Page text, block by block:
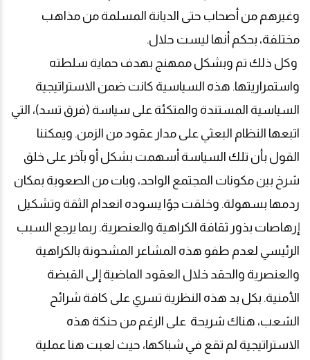
وغيرهم من أصحاب حتى الديانة المسلمة من مذاهب
مختلفة، بحكم أنها ليست حلال.
وكل ذلك تم وبشكل ممهنج بهدف حماية سلطته
واستمراريتها. هذه السياسية كانت ضمن الاستراتيجية
السياسية المستندة والمتكئة على سياسة (فرق تسد)، التي
اتبعها النظام البعثي على مدار عقود من الزمن. ويمكننا
القول بأن تلك السياسة أسهمت بشكل أو بآخر على خلق
شرخ بين مكونات المجتمع الواحد، وبات من الصعوبة بمكان
ردمها بسهولة. وخلقت جوًا يسوده انعدام الثقة وتشكيل
إرهاصات بذور ثقافة الكراهية والعنصرية. ربما يرجع السبب
الرئيسي لعدم طفو هذه المشاعر المشحونة بالكراهية
والعنصرية والحقد خلال العقود الماضية إلى القبضة
الأمنية. بكل بد هذه النظرية تسري على كافة شرائح
الشعب، هناك شريحة على الرغم من حنكة هذه
الاستراتيجية لم تقع في شباكها، حيث لعبت هنا عملية